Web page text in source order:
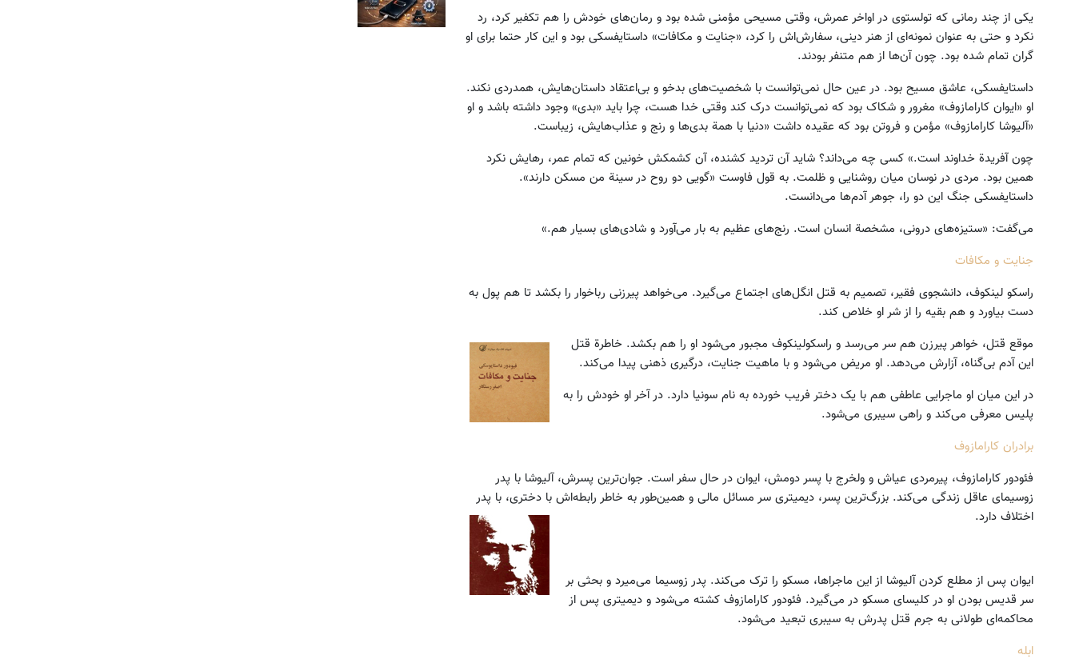
یکی از چند رمانی که تولستوی در اواخر عمرش، وقتی مسیحی مؤمنی شده بود و رمان‌های خودش را هم تکفیر کرد، رد
نکرد و حتی به عنوان نمونه‌ای از هنر دینی، سفارش‌اش را کرد، «جنایت و مکافات» داستایفسکی بود و این کار حتما برای او
گران تمام شده بود. چون آن‌ها از هم متنفر بودند.
داستایفسکی، عاشق مسیح بود. در عین حال نمی‌توانست با شخصیت‌های بدخو و بی‌اعتقاد داستان‌هایش، همدردی نکند.
او «ایوان کارامازوف» مغرور و شکاک بود که نمی‌توانست درک کند وقتی خدا هست، چرا باید «بدی» وجود داشته باشد و او
«آلیوشا کارامازوف» مؤمن و فروتن بود که عقیده داشت «دنیا با همة بدی‌ها و رنج و عذاب‌هایش، زیباست.
چون آفریدة خداوند است.» کسی چه می‌داند؟ شاید آن تردید کشنده، آن کشمکش خونین که تمام عمر، رهایش نکرد
همین بود. مردی در نوسان میان روشنایی و ظلمت. به قول فاوست «گویی دو روح در سینة من مسکن دارند».
داستایفسکی جنگ این دو را، جوهر آدم‌ها می‌دانست.
می‌گفت: «ستیزه‌های درونی، مشخصة انسان است. رنج‌های عظیم به بار می‌آورد و شادی‌های بسیار هم.»
جنایت و مکافات
راسکو لینکوف، دانشجوی فقیر، تصمیم به قتل انگل‌های اجتماع می‌گیرد. می‌خواهد پیرزنی رباخوار را بکشد تا هم پول به
دست بیاورد و هم بقیه را از شر او خلاص کند.
موقع قتل، خواهر پیرزن هم سر می‌رسد و راسکولینکوف مجبور می‌شود او را هم بکشد. خاطرة قتل
این آدم بی‌گناه، آزارش می‌دهد. او مریض می‌شود و با ماهیت جنایت، درگیری ذهنی پیدا می‌کند.
در این میان او ماجرایی عاطفی‌ هم با یک دختر فریب خورده به نام سونیا دارد. در آخر او خودش را به
پلیس معرفی می‌کند و راهی سیبری می‌شود.
برادران کارامازوف
فئودور کارامازوف، پیرمردی عیاش و ولخرج با پسر دومش، ایوان در حال سفر است. جوان‌ترین پسرش، آلیوشا با پدر
زوسیمای عاقل زندگی می‌کند. بزرگ‌ترین پسر، دیمیتری سر مسائل مالی و همین‌طور به خاطر رابطه‌اش با دختری، با پدر
اختلاف دارد.
ایوان پس از مطلع کردن آلیوشا از این ماجراها، مسکو را ترک می‌کند. پدر زوسیما می‌میرد و بحثی بر
سر قدیس بودن او در کلیسای مسکو در می‌گیرد. فئودور کارامازوف کشته می‌شود و دیمیتری پس از
محاکمه‌ای طولانی به جرم قتل پدرش به سیبری تبعید می‌شود.
ابله